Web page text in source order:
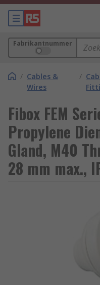
Fabrikantnummer
/ Cables &
Wires
/
Fibox FEM
Propylene
Gland, M40
28 mm max.,